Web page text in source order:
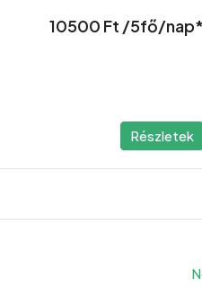
10500 Ft /5fő/
Részletek